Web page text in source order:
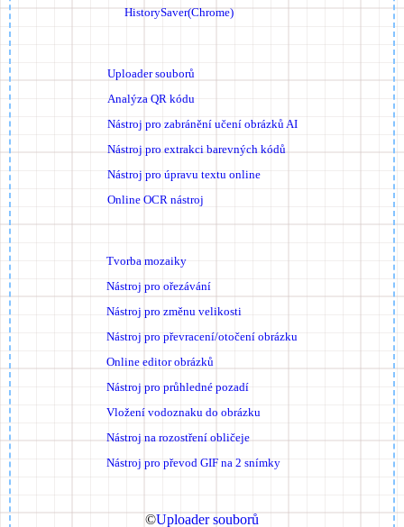
HistorySaver(Chrome)
Uploader souborů
Analýza QR kódu
Nástroj pro zabránění učení obrázků AI
Nástroj pro extrakci barevných kódů
Nástroj pro úpravu textu online
Online OCR nástroj
Tvorba mozaiky
Nástroj pro ořezávání
Nástroj pro změnu velikosti
Nástroj pro převracení/otočení obrázku
Online editor obrázků
Nástroj pro průhledné pozadí
Vložení vodoznaku do obrázku
Nástroj na rozostření obličeje
Nástroj pro převod GIF na 2 snímky
©Uploader souborů